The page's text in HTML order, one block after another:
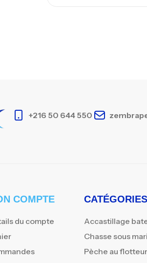
+216 50 644 550
COMPTE
du compte
CATÉGORIES
Accastillage
Chasse sous
Pèche au flotteur